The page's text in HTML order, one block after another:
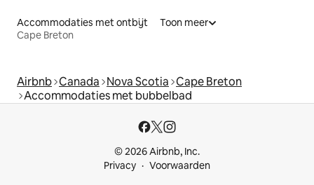
Accommodaties met ontbijt
Cape Breton
Toon meer
Airbnb Canada Nova Scotia Cape Breton
Accommodaties met bubbelbad
© 2026 Airbnb, Inc.
Privacy
Voorwaarden